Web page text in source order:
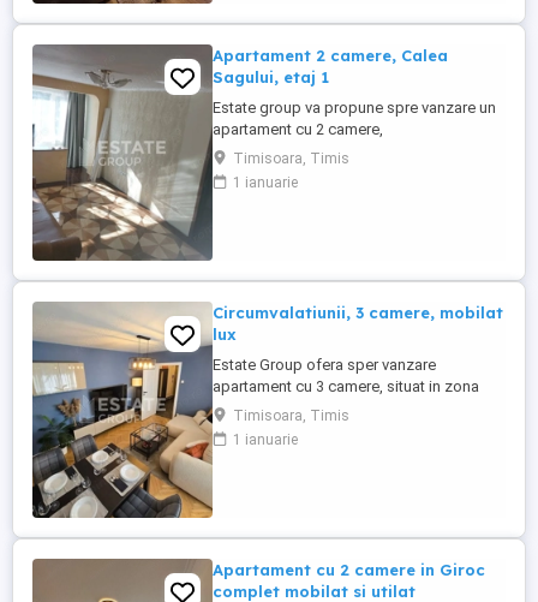
Apartament 2 camere, Calea
Sagului, etaj 1
Estate group va propune spre vanzare un
apartament cu 2 camere,
semidecomandat, situat pe strada
principala in zona Sagului cu acces facil
catre principalele puncte de interes ale
Timisoara, Timis
1 ianuarie
Circumvalatiunii, 3 camere, mobilat
lux
Estate Group ofera sper vanzare
apartament cu 3 camere, situat in zona
centrala - Circumvalatiunii, retras fata de
bulevard, intr-o zona linistita cu multa
verdeata si totodata cu acces facil la
Timisoara, Timis
1 ianuarie
Apartament cu 2 camere in Giroc
complet mobilat si utilat